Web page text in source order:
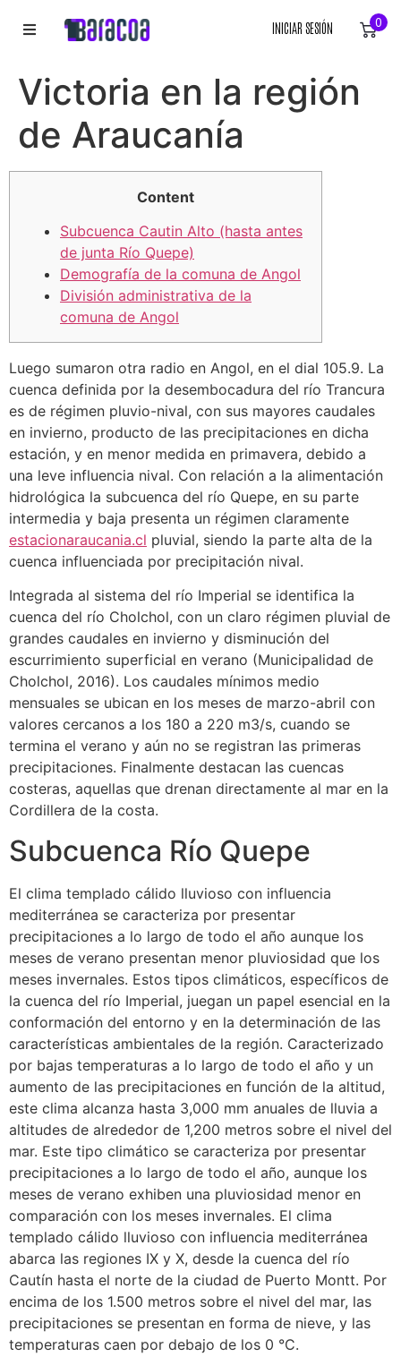
RÓTULOS
LIENZOS
INICIAR SESIÓN 0
Victoria en la región
de Araucanía
Content
Subcuenca Cautin Alto (hasta antes
de junta Río Quepe)
Demografía de la comuna de Angol
División administrativa de la
comuna de Angol
Luego sumaron otra radio en Angol, en el dial 105.9. La
cuenca definida por la desembocadura del río Trancura
es de régimen pluvio-nival, con sus mayores caudales
en invierno, producto de las precipitaciones en dicha
estación, y en menor medida en primavera, debido a
una leve influencia nival. Con relación a la alimentación
hidrológica la subcuenca del río Quepe, en su parte
intermedia y baja presenta un régimen claramente
estacionaraucania.cl pluvial, siendo la parte alta de la
cuenca influenciada por precipitación nival.
Integrada al sistema del río Imperial se identifica la
cuenca del río Cholchol, con un claro régimen pluvial de
grandes caudales en invierno y disminución del
escurrimiento superficial en verano (Municipalidad de
Cholchol, 2016). Los caudales mínimos medio
mensuales se ubican en los meses de marzo-abril con
valores cercanos a los 180 a 220 m3/s, cuando se
termina el verano y aún no se registran las primeras
precipitaciones. Finalmente destacan las cuencas
costeras, aquellas que drenan directamente al mar en la
Cordillera de la costa.
Subcuenca Río Quepe
El clima templado cálido lluvioso con influencia
mediterránea se caracteriza por presentar
precipitaciones a lo largo de todo el año aunque los
meses de verano presentan menor pluviosidad que los
meses invernales. Estos tipos climáticos, específicos de
la cuenca del río Imperial, juegan un papel esencial en la
conformación del entorno y en la determinación de las
características ambientales de la región. Caracterizado
por bajas temperaturas a lo largo de todo el año y un
aumento de las precipitaciones en función de la altitud,
este clima alcanza hasta 3,000 mm anuales de lluvia a
altitudes de alrededor de 1,200 metros sobre el nivel del
mar. Este tipo climático se caracteriza por presentar
precipitaciones a lo largo de todo el año, aunque los
meses de verano exhiben una pluviosidad menor en
comparación con los meses invernales. El clima
templado cálido lluvioso con influencia mediterránea
abarca las regiones IX y X, desde la cuenca del río
Cautín hasta el norte de la ciudad de Puerto Montt. Por
encima de los 1.500 metros sobre el nivel del mar, las
precipitaciones se presentan en forma de nieve, y las
temperaturas caen por debajo de los 0 °C.